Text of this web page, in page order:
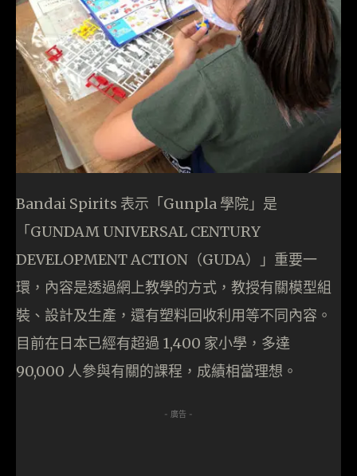
Bandai Spirits 表示「Gunpla 學院」是
「GUNDAM UNIVERSAL CENTURY
DEVELOPMENT ACTION（GUDA）」重要一
環，內容是透過網上教學的方式，教授有關模型組
裝、設計及生產，還有塑料回收利用等不同內容。
目前在日本已經有超過 1,400 家小學，多達
90,000 人參與有關的課程，成績相當理想。
- 廣告 -